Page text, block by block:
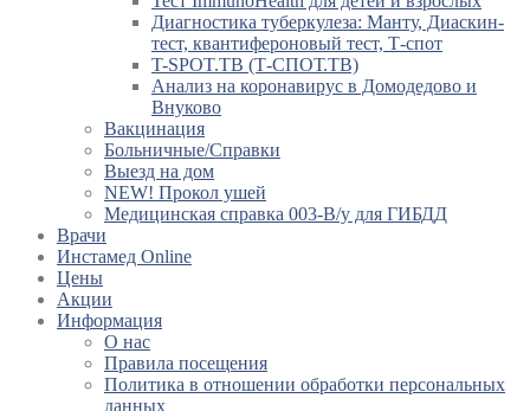
Диагностика туберкулеза: Манту, Диаскин-
тест, квантифероновый тест, Т-спот
T-SPOT.TB (Т-СПОТ.ТВ)
Анализ на коронавирус в Домодедово и
Внуково
Вакцинация
Больничные/Справки
Выезд на дом
NEW! Прокол ушей
Медицинская справка 003-В/у для ГИБДД
Врачи
Инстамед Online
Цены
Акции
Информация
О нас
Правила посещения
Политика в отношении обработки персональных
данных